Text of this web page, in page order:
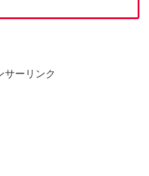
サーリンク